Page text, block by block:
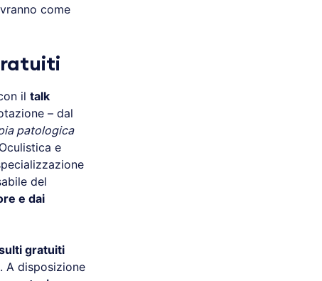
come
il talk
– dal
patologica
e
del
e dai
gratuiti
. A disposizione